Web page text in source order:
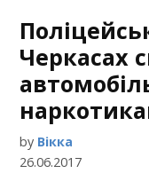
Черкасах
by Вікка
26.06.2017